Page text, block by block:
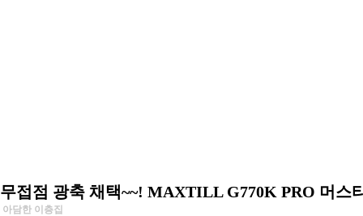
무접점 광축 채택~~! MAXTILL G770K PRO 머스
아담한 이층집